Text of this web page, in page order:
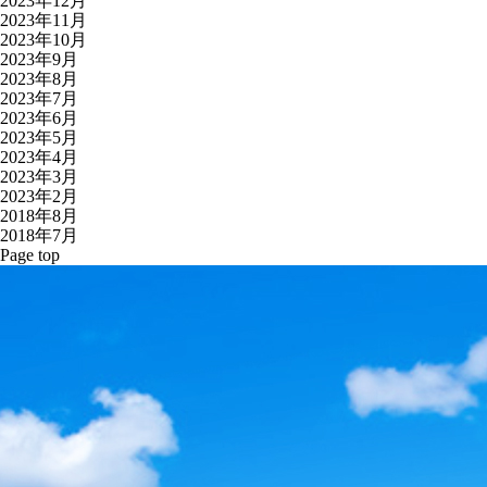
2023年11月
2023年10月
2023年9月
2023年8月
2023年7月
2023年6月
2023年5月
2023年4月
2023年3月
2023年2月
2018年8月
2018年7月
Page top